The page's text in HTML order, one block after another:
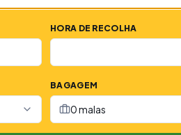
HORA DE RECOLHA
BAGAGEM
0 malas